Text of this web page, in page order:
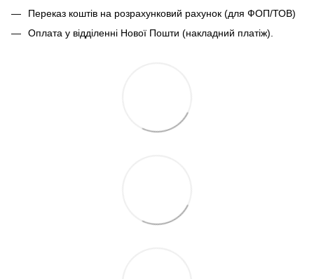
Переказ коштів на розрахунковий рахунок (для ФОП/ТОВ)
Оплата у відділенні Нової Пошти (накладний платіж).